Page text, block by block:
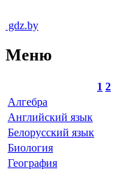
gdz.by
Меню
1 2
Алгебра
Английский язык
Белорусский язык
Биология
География